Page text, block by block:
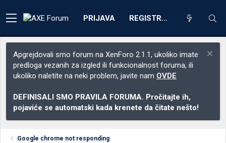
PRIJAVA REGISTRACIJA
Apgrejdovali smo forum na XenForo 2.1.1, ukoliko imate
predloga vezanih za izgled ili funkcionalnost foruma, ili
ukoliko naletite na neki problem, javite nam OVDE
DEFINISALI SMO PRAVILA FORUMA. Pročitajte ih,
pojaviće se automatski kada krenete da čitate nešto!
Google chrome not responding